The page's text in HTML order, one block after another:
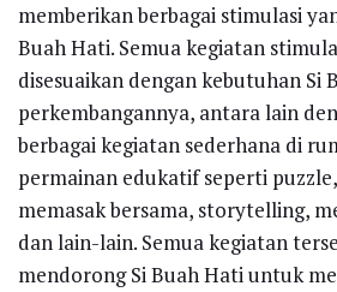
memberikan berbagai stimulasi
Buah Hati. Semua kegiatan
disesuaikan dengan kebutuhan Si
perkembangannya, antara lain
berbagai kegiatan sederhana di
permainan edukatif seperti
memasak bersama, storytelling,
dan lain-lain. Semua kegiatan
mendorong Si Buah Hati untuk